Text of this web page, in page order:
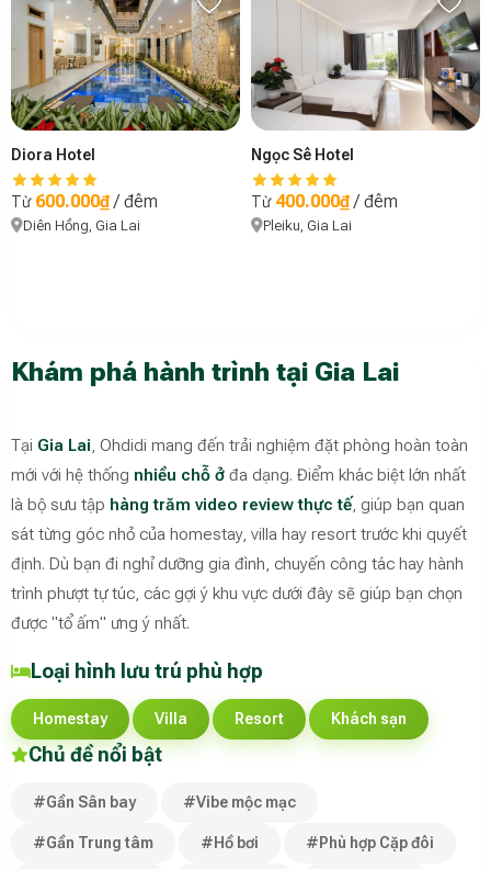
Diora Hotel
Từ 600.000₫/ đêm
Diên Hồng, Gia Lai
Ngọc Sê Hotel
Từ 400.000₫/ đêm
Pleiku, Gia Lai
Khám phá hành trình tại Gia Lai
Tại Gia Lai, Ohdidi mang đến trải nghiệm đặt phòng hoàn toàn
mới với hệ thống nhiều chỗ ở đa dạng. Điểm khác biệt lớn nhất
là bộ sưu tập hàng trăm video review thực tế, giúp bạn quan
sát từng góc nhỏ của homestay, villa hay resort trước khi quyết
định. Dù bạn đi nghỉ dưỡng gia đình, chuyến công tác hay hành
trình phượt tự túc, các gợi ý khu vực dưới đây sẽ giúp bạn chọn
được "tổ ấm" ưng ý nhất.
Loại hình lưu trú phù hợp
Homestay Villa Resort Khách sạn
Chủ đề nổi bật
#Gần Sân bay #Vibe mộc mạc
#Gần Trung tâm #Hồ bơi #Phù hợp Cặp đôi